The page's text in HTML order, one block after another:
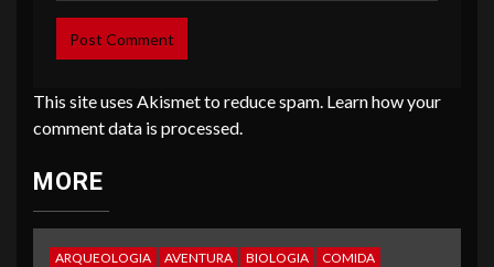
This site uses Akismet to reduce spam. Learn how your
comment data is processed.
MORE
ARQUEOLOGIA AVENTURA BIOLOGIA
COMIDA